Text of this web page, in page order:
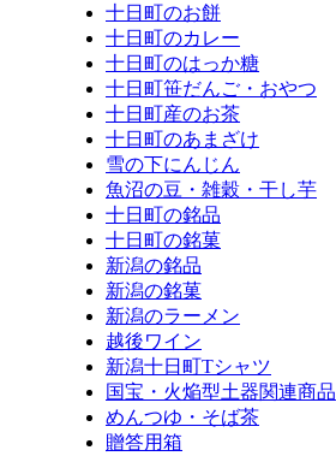
十日町のお餅
十日町のカレー
十日町のはっか糖
十日町笹だんご・おやつ
十日町産のお茶
十日町のあまざけ
雪の下にんじん
魚沼の豆・雑穀・干し芋
十日町の銘品
十日町の銘菓
新潟の銘品
新潟の銘菓
新潟のラーメン
越後ワイン
新潟十日町Tシャツ
国宝・火焔型土器関連商品
めんつゆ・そば茶
贈答用箱